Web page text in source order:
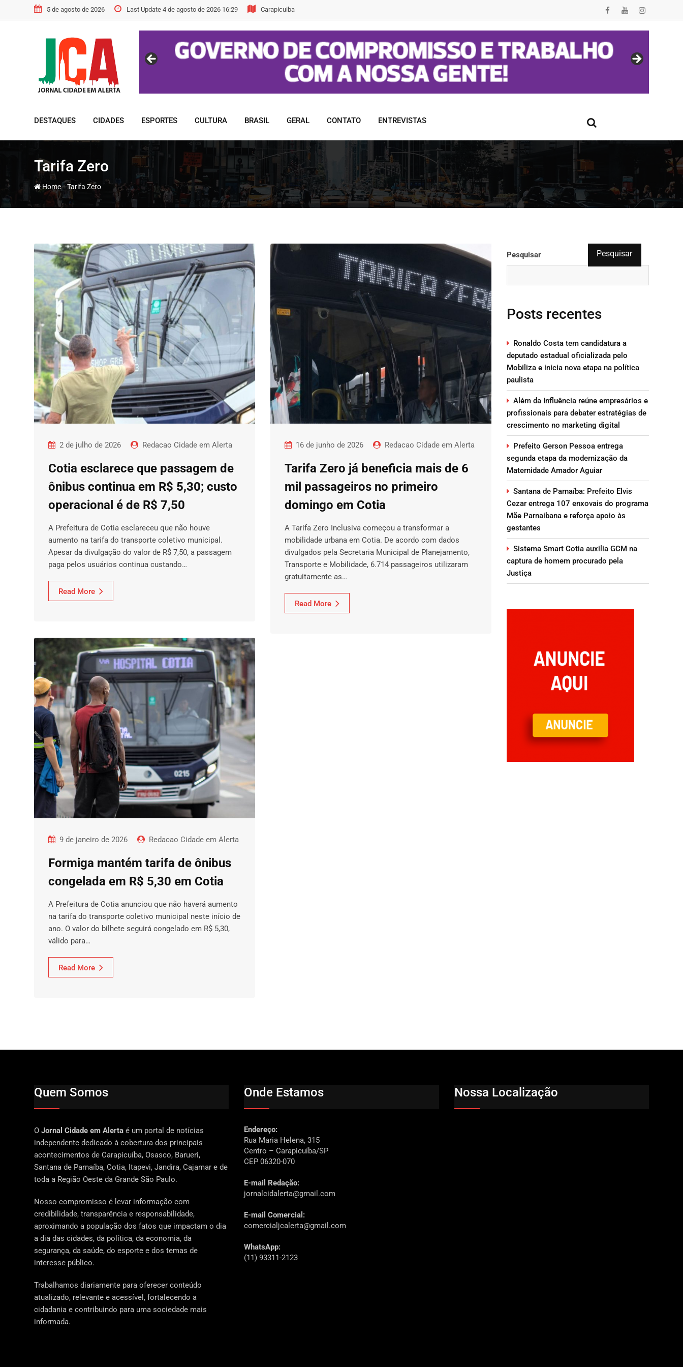
to
5 de agosto de 2026 Last Update 4 de agosto de 2026 16:29 Carapicuiba
DESTAQUES CIDADES ESPORTES CULTURA BRASIL GERAL CONTATO ENTREVISTAS
Tarifa Zero
Home-Tarifa Zero
2 de julho de 2026 Redacao Cidade em Alerta
Cotia esclarece que passagem de
ônibus continua em R$ 5,30; custo
operacional é de R$ 7,50
A Prefeitura de Cotia esclareceu que não houve
aumento na tarifa do transporte coletivo municipal.
Apesar da divulgação do valor de R$ 7,50, a passagem
paga pelos usuários continua custando…
Read More
16 de junho de 2026 Redacao Cidade em Alerta
Tarifa Zero já beneficia mais de 6
mil passageiros no primeiro
domingo em Cotia
A Tarifa Zero Inclusiva começou a transformar a
mobilidade urbana em Cotia. De acordo com dados
divulgados pela Secretaria Municipal de Planejamento,
Transporte e Mobilidade, 6.714 passageiros utilizaram
gratuitamente as…
Read More
9 de janeiro de 2026 Redacao Cidade em Alerta
Formiga mantém tarifa de ônibus
congelada em R$ 5,30 em Cotia
A Prefeitura de Cotia anunciou que não haverá aumento
na tarifa do transporte coletivo municipal neste início de
ano. O valor do bilhete seguirá congelado em R$ 5,30,
válido para…
Read More
Pesquisar Pesquisar
Posts recentes
Ronaldo Costa tem candidatura a
deputado estadual oficializada pelo
Mobiliza e inicia nova etapa na política
paulista
Além da Influência reúne empresários e
profissionais para debater estratégias de
crescimento no marketing digital
Prefeito Gerson Pessoa entrega
segunda etapa da modernização da
Maternidade Amador Aguiar
Santana de Parnaíba: Prefeito Elvis
Cezar entrega 107 enxovais do programa
Mãe Parnaibana e reforça apoio às
gestantes
Sistema Smart Cotia auxilia GCM na
captura de homem procurado pela
Justiça
Quem Somos
O Jornal Cidade em Alerta é um portal de notícias
independente dedicado à cobertura dos principais
acontecimentos de Carapicuíba, Osasco, Barueri,
Santana de Parnaíba, Cotia, Itapevi, Jandira, Cajamar e de
toda a Região Oeste da Grande São Paulo.
Nosso compromisso é levar informação com
credibilidade, transparência e responsabilidade,
aproximando a população dos fatos que impactam o dia
a dia das cidades, da política, da economia, da
segurança, da saúde, do esporte e dos temas de
interesse público.
Trabalhamos diariamente para oferecer conteúdo
atualizado, relevante e acessível, fortalecendo a
cidadania e contribuindo para uma sociedade mais
informada.
Onde Estamos
Endereço:
Rua Maria Helena, 315
Centro – Carapicuíba/SP
CEP 06320-070
E-mail Redação:
jornalcidalerta@gmail.com
E-mail Comercial:
comercialjcalerta@gmail.com
WhatsApp:
(11) 93311-2123
Nossa Localização